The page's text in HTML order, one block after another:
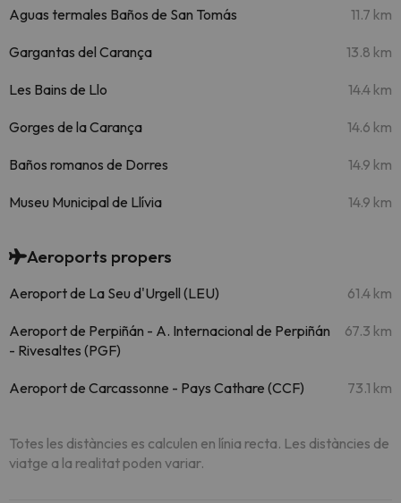
Aguas termales Baños de San Tomás 11.7 km
Gargantas del Carança 13.8 km
Les Bains de Llo 14.4 km
Gorges de la Carança 14.6 km
Baños romanos de Dorres 14.9 km
Museu Municipal de Llívia 14.9 km
Aeroports propers
Aeroport de La Seu d'Urgell (LEU) 61.4 km
Aeroport de Perpiñán - A. Internacional de Perpiñán
- Rivesaltes (PGF)
67.3 km
Aeroport de Carcassonne - Pays Cathare (CCF) 73.1 km
Totes les distàncies es calculen en línia recta. Les distàncies de
viatge a la realitat poden variar.